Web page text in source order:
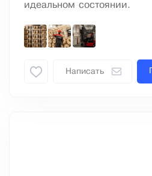
идеальном состоянии.
Написать